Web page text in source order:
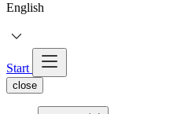
English
Start
close